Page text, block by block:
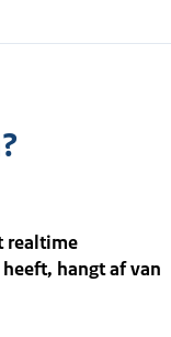
realtime
hangt af van